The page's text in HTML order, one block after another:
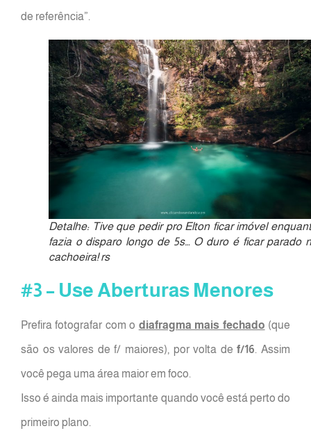
de referência”.
Detalhe: Tive que pedir pro Elton ficar imóvel
fazia o disparo longo de 5s… O duro é ficar parado
cachoeira! rs
#3 – Use Aberturas Menores
Prefira fotografar com o diafragma mais fechado (que
são os valores de f/ maiores), por volta def/16. Assim
você pega uma área maior em foco.
Isso é ainda mais importante quando você está perto do
primeiro plano.